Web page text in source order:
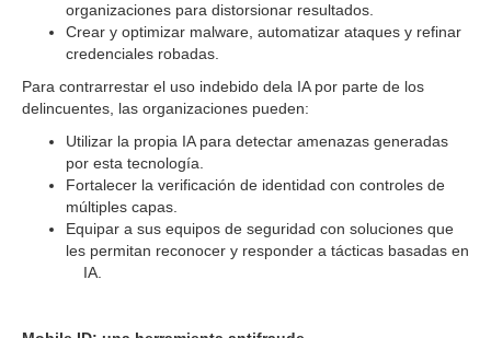
organizaciones para distorsionar resultados.
Crear y optimizar malware, automatizar ataques y refinar
credenciales robadas.
Para contrarrestar el uso indebido dela IA por parte de los
delincuentes, las organizaciones pueden:
Utilizar la propia IA para detectar amenazas generadas
por esta tecnología.
Fortalecer la verificación de identidad con controles de
múltiples capas.
Equipar a sus equipos de seguridad con soluciones que
les permitan reconocer y responder a tácticas basadas en
IA.